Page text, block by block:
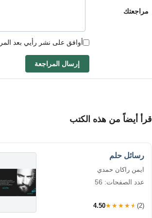
مراجعتك
أوافق على نشر رأيي بعد
إرسال المراجعة
إقرأ أيضاً من هذه الكتب
رسائل حلم
ايمن راكان حمدي
عدد الصفحات: 56
4.50★★★★★ (2)